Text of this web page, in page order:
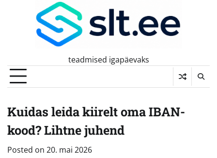
teadmised igapäevaks
Kuidas leida kiirelt oma IBAN-
kood? Lihtne juhend
Posted on 20. mai 2026